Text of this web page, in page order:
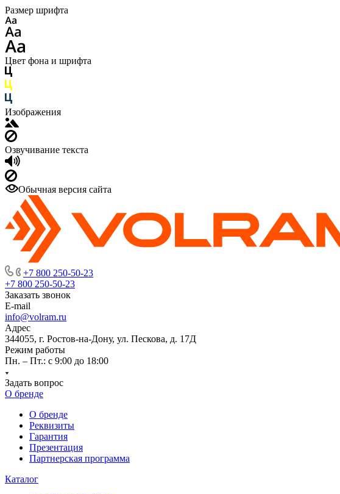
Размер шрифта
Цвет фона и шрифта
Изображения
Озвучивание текста
Обычная версия сайта
+7 800 250-50-23
+7 800 250-50-23
Заказать звонок
E-mail
info@volram.ru
Адрес
344055, г. Ростов-на-Дону, ул. Пескова, д. 17Д
Режим работы
Пн. – Пт.: с 9:00 до 18:00
Задать вопрос
О бренде
О бренде
Реквизиты
Гарантия
Презентация
Партнерская программа
Каталог